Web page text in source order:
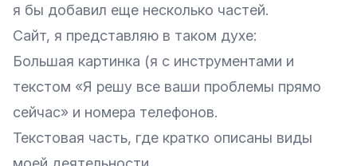
я бы добавил еще несколько частей.
Сайт, я представляю в таком духе:
Большая картинка (я с инструментами и
текстом «Я решу все ваши проблемы прямо
сейчас» и номера телефонов.
Текстовая часть, где кратко описаны виды